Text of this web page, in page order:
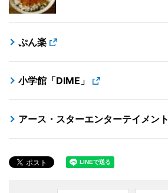
ぷん楽
小学館「DIME」
アース・スターエンターテイメント